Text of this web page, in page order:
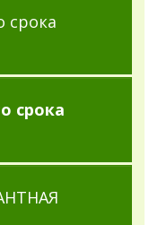
срока
срока